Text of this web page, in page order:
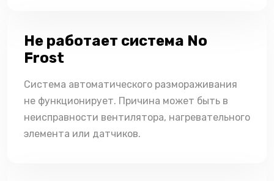
Не работает система No
Frost
Система автоматического размораживания
не функционирует. Причина может быть в
неисправности вентилятора, нагревательного
элемента или датчиков.